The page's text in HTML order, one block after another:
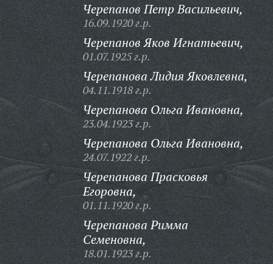
Черепанов Петр Васильевич,
16.09.1920 г.р.
Черепанов Яков Игнатьевич,
01.07.1925 г.р.
Черепанова Лидия Яковлевна,
04.11.1918 г.р.
Черепанова Ольга Ивановна,
23.04.1923 г.р.
Черепанова Ольга Ивановна,
24.07.1922 г.р.
Черепанова Прасковья
Егоровна,
01.11.1920 г.р.
Черепанова Римма
Семеновна,
18.01.1923 г.р.